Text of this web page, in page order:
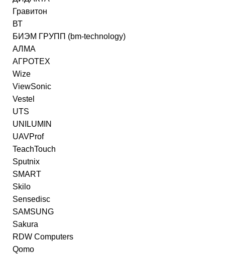
Гравитон
ВТ
БИЭМ ГРУПП (bm-technology)
АЛМА
АГРОТЕХ
Wize
ViewSonic
Vestel
UTS
UNILUMIN
UAVProf
TeachTouch
Sputnix
SMART
Skilo
Sensedisc
SAMSUNG
Sakura
RDW Computers
Qomo